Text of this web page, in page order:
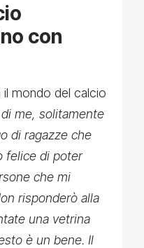
con
mondo del calcio
me, solitamente
di ragazze che
felice di poter
che mi
risponderò alla
una vetrina
è un bene. Il